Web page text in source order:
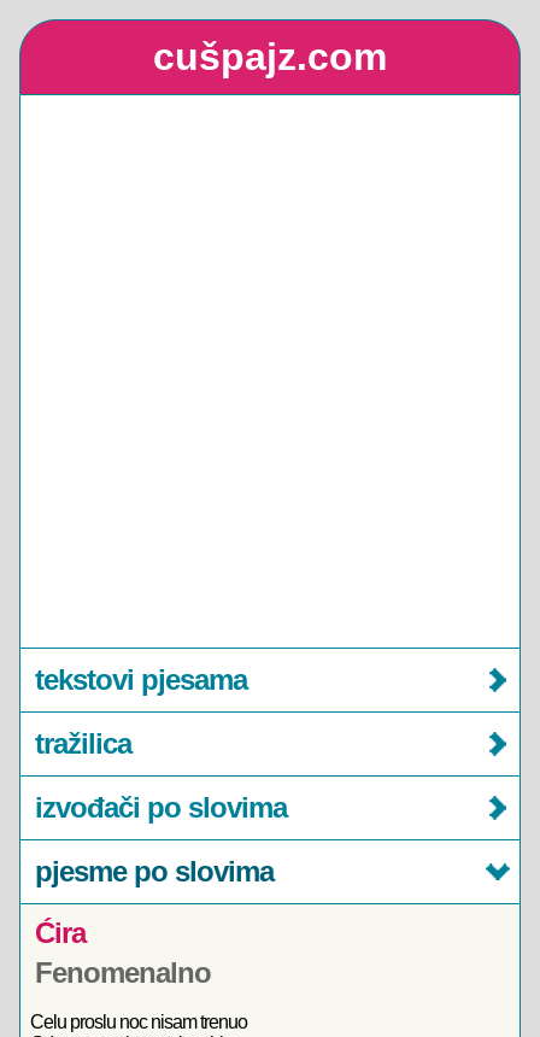
cušpajz.com
tekstovi pjesama
tražilica
izvođači po slovima
pjesme po slovima
Ćira
Fenomenalno
Celu proslu noc nisam trenuo